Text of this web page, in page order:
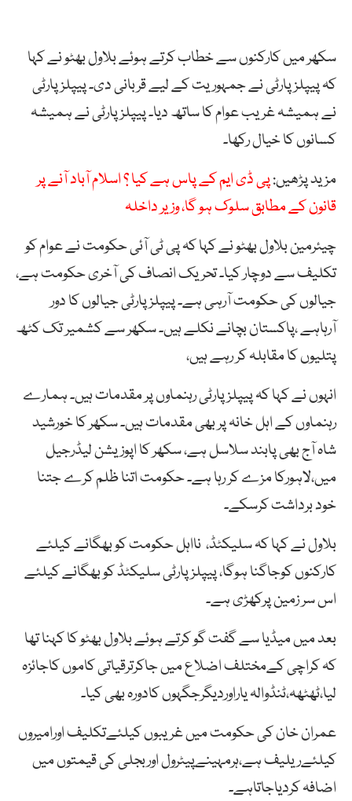
سکھر میں کارکنوں سے خطاب کرتے ہوئے بلاول بھٹو نے کہا
کہ پیپلزپارٹی نے جمہوریت کے لیے قربانی دی۔ پیپلز پارٹی
نے ہمیشہ غریب عوام کا ساتھ دیا۔ پیپلزپارٹی نے ہمیشہ
کسانوں کا خیال رکھا۔
مزید پڑھیں:پی ڈی ایم کے پاس ہے کیا ؟ اسلام آباد آنے پر
قانون کے مطابق سلوک ہو گا، وزیر داخلہ
چیئرمین بلاول بھٹو نے کہا کہ پی ٹی آئی حکومت نے عوام کو
تکلیف سے دوچار کیا۔ تحریک انصاف کی آخری حکومت ہے،
جیالوں کی حکومت آرہی ہے۔ پیپلز پارٹی جیالوں کا دور
آرہاہے ،پاکستان بچانے نکلے ہیں۔ سکھر سے کشمیر تک کٹھ
پتلیوں کا مقابلہ کر رہے ہیں،
انہوں نے کہا کہ پیپلز پارٹی رہنماوں پر مقدمات ہیں۔ ہمارے
رہنماوں کے اہل خانہ پر بھی مقدمات ہیں۔ سکھر کا خورشید
شاہ آج بھی پابند سلاسل ہے، سکھر کا اپوزیشن لیڈرجیل
میں،لاہورکا مزے کر رہا ہے۔ حکومت اتنا ظلم کرے جتنا
خود برداشت کرسکے۔
بلاول نے کہا کہ سلیکٹڈ، نااہل حکومت کو بھگانے کیلئے
کارکنوں کوجاگنا ہوگا، پیپلز پارٹی سلیکٹڈ کو بھگانے کیلئے
اس سر زمین پرکھڑی ہے۔
بعد میں میڈیا سے گفت گو کرتے ہوئے بلاول بھٹو کا کہنا تھا
کہ کراچی کےمختلف اضلاع میں جاکرترقیاتی کاموں کاجائزہ
لیا،ٹھٹھہ،ٹنڈوالہ یاراوردیگرجگہوں کادورہ بھی کیا۔
عمران خان کی حکومت میں غریبوں کیلئےتکلیف اورامیروں
کیلئےریلیف ہے،ہرمہینےپیٹرول اوربجلی کی قیمتوں میں
اضافہ کردیاجاتاہے۔